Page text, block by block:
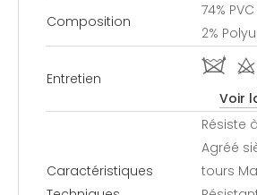
Composition
74%
2%
Entretien
i
Voir
Caractéristiques
Résiste
Agréé
tours